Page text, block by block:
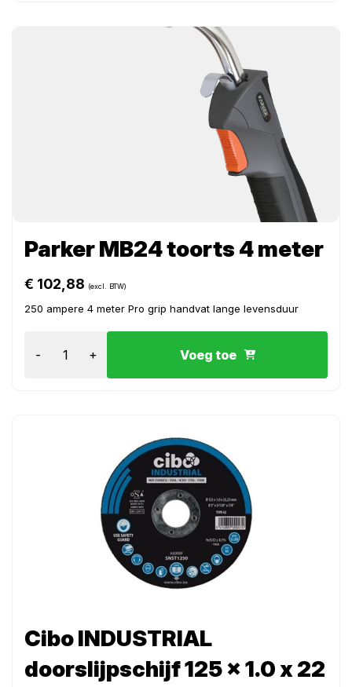
Parker MB24 toorts 4 meter
€ 102,88 (excl. BTW)
250 ampere 4 meter Pro grip handvat lange levensduur
- + Voeg toe
Cibo INDUSTRIAL
doorslijpschijf 125 x 1.0 x 22